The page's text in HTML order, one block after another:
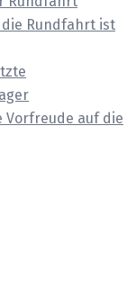
Rundfahrt ist
Vorfreude auf die